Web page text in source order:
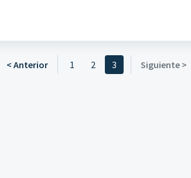
< Anterior 1 2 3 Siguiente >